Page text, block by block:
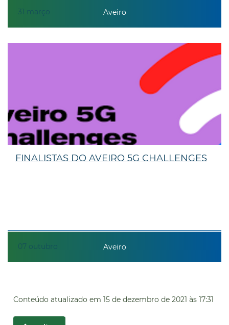
31 março Aveiro
07 outubro
FINALISTAS DO AVEIRO 5G CHALLENGES
Aveiro
Conteúdo atualizado em 15 de dezembro de 2021 às 17:31